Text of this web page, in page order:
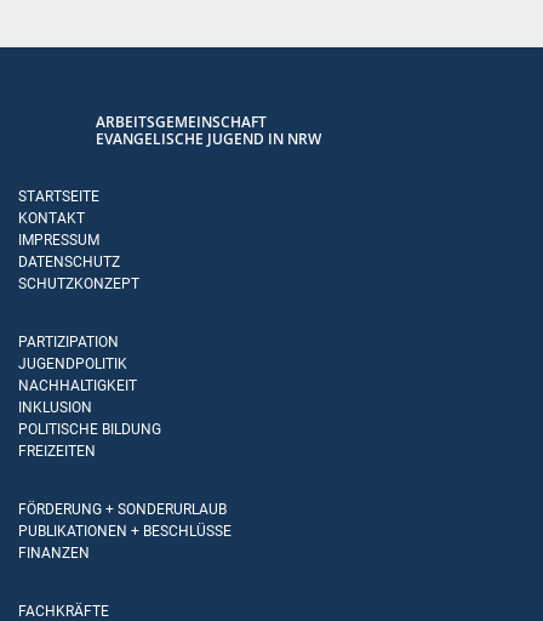
ARBEITSGEMEINSCHAFT
EVANGELISCHE JUGEND IN NRW
STARTSEITE
KONTAKT
IMPRESSUM
DATENSCHUTZ
SCHUTZKONZEPT
PARTIZIPATION
JUGENDPOLITIK
NACHHALTIGKEIT
INKLUSION
POLITISCHE BILDUNG
FREIZEITEN
FÖRDERUNG + SONDERURLAUB
PUBLIKATIONEN + BESCHLÜSSE
FINANZEN
FACHKRÄFTE